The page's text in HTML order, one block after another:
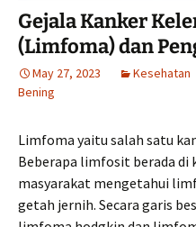
Gejala Kanker
(Limfoma) dan
May 27, 2023 Kesehatan
Bening
Limfoma yaitu salah satu
Beberapa limfosit berada di
masyarakat mengetahui
getah jernih. Secara garis